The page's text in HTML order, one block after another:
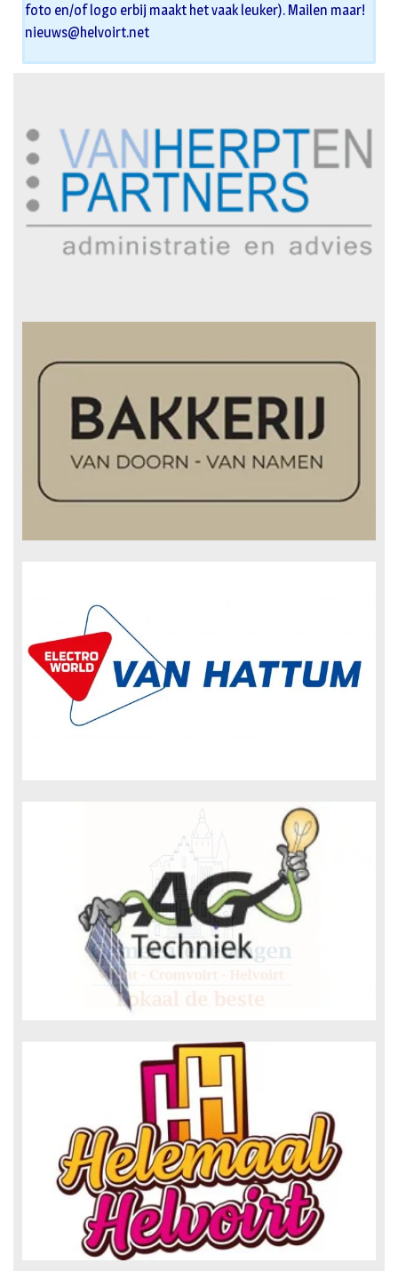
foto en/of logo erbij maakt het vaak leuker). Mailen maar!
nieuws@helvoirt.net